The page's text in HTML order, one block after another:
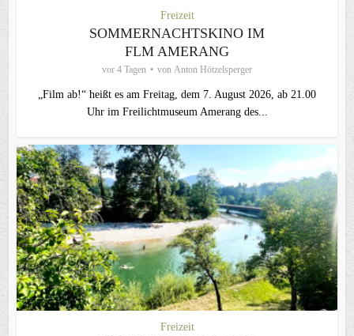
Freizeit
SOMMERNACHTSKINO IM
FLM AMERANG
vor 4 Tagen von Anton Hötzelsperger
„Film ab!“ heißt es am Freitag, dem 7. August 2026, ab 21.00
Uhr im Freilichtmuseum Amerang des...
Freizeit